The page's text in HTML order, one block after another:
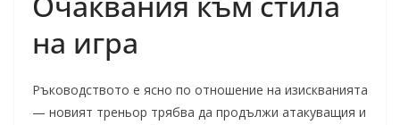
на игра
Ръководството е ясно по отношение на изискванията
— новият треньор трябва да продължи атакуващия и